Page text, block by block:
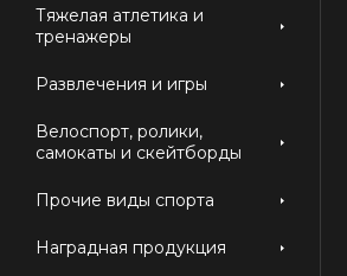
Тяжелая атлетика и
тренажеры
Развлечения и игры
Велоспорт, ролики,
самокаты и скейтборды
Прочие виды спорта
Наградная продукция